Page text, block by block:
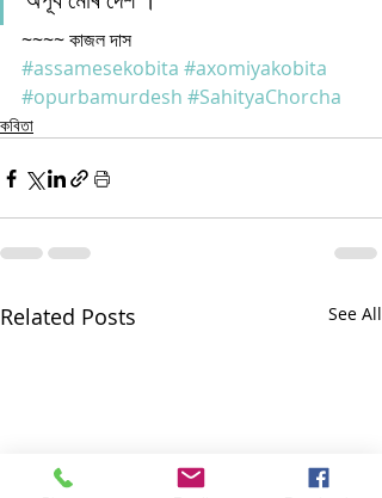
~~~~ কাজল দাস
#assamesekobita #axomiyakobita
#opurbamurdesh #SahityaChorcha
কবিতা
Related Posts See All